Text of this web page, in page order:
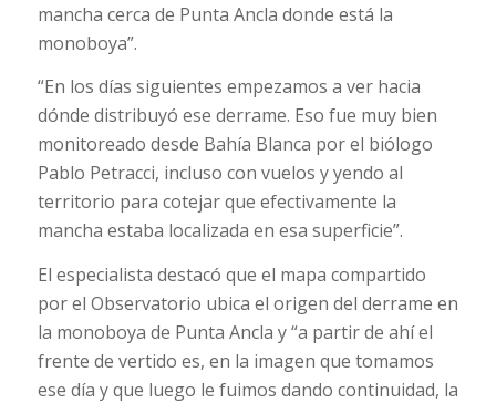
mancha cerca de Punta Ancla donde está la
monoboya”.
“En los días siguientes empezamos a ver hacia
dónde distribuyó ese derrame. Eso fue muy bien
monitoreado desde Bahía Blanca por el biólogo
Pablo Petracci, incluso con vuelos y yendo al
territorio para cotejar que efectivamente la
mancha estaba localizada en esa superficie”.
El especialista destacó que el mapa compartido
por el Observatorio ubica el origen del derrame en
la monoboya de Punta Ancla y “a partir de ahí el
frente de vertido es, en la imagen que tomamos
ese día y que luego le fuimos dando continuidad, la